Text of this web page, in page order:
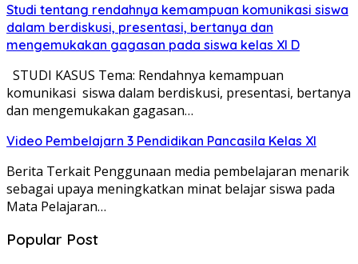
Studi tentang rendahnya kemampuan komunikasi siswa
dalam berdiskusi, presentasi, bertanya dan
mengemukakan gagasan pada siswa kelas XI D
STUDI KASUS Tema: Rendahnya kemampuan
komunikasi siswa dalam berdiskusi, presentasi, bertanya
dan mengemukakan gagasan…
Video Pembelajarn 3 Pendidikan Pancasila Kelas XI
Berita Terkait Penggunaan media pembelajaran menarik
sebagai upaya meningkatkan minat belajar siswa pada
Mata Pelajaran…
Popular Post